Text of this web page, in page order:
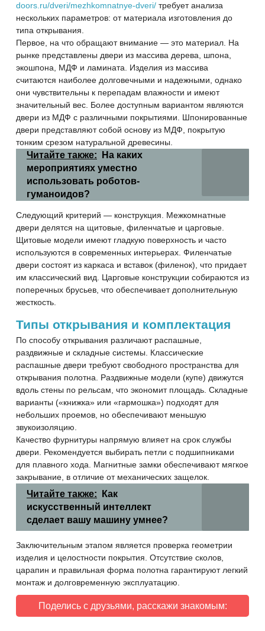
doors.ru/dveri/mezhkomnatnye-dveri/ требует анализа
нескольких параметров: от материала изготовления до
типа открывания.
Первое, на что обращают внимание — это материал. На
рынке представлены двери из массива дерева, шпона,
экошпона, МДФ и ламината. Изделия из массива
считаются наиболее долговечными и надежными, однако
они чувствительны к перепадам влажности и имеют
значительный вес. Более доступным вариантом являются
двери из МДФ с различными покрытиями. Шпонированные
двери представляют собой основу из МДФ, покрытую
тонким срезом натуральной древесины.
Читайте также:
На каких
мероприятиях уместно
использовать роботов-
гуманоидов?
Следующий критерий — конструкция. Межкомнатные
двери делятся на щитовые, филенчатые и царговые.
Щитовые модели имеют гладкую поверхность и часто
используются в современных интерьерах. Филенчатые
двери состоят из каркаса и вставок (филенок), что придает
им классический вид. Царговые конструкции собираются из
поперечных брусьев, что обеспечивает дополнительную
жесткость.
Типы открывания и комплектация
По способу открывания различают распашные,
раздвижные и складные системы. Классические
распашные двери требуют свободного пространства для
открывания полотна. Раздвижные модели (купе) движутся
вдоль стены по рельсам, что экономит площадь. Складные
варианты («книжка» или «гармошка») подходят для
небольших проемов, но обеспечивают меньшую
звукоизоляцию.
Качество фурнитуры напрямую влияет на срок службы
двери. Рекомендуется выбирать петли с подшипниками
для плавного хода. Магнитные замки обеспечивают мягкое
закрывание, в отличие от механических защелок.
Читайте также:
Как
искусственный интеллект
сделает вашу машину умнее?
Заключительным этапом является проверка геометрии
изделия и целостности покрытия. Отсутствие сколов,
царапин и правильная форма полотна гарантируют легкий
монтаж и долговременную эксплуатацию.
Поделись с друзьями, расскажи знакомым: